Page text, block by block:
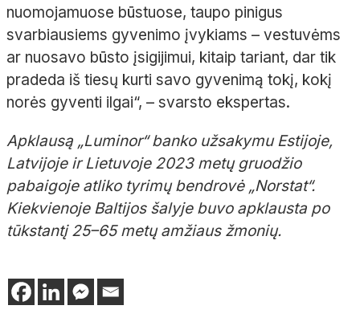
nuomojamuose būstuose, taupo pinigus
svarbiausiems gyvenimo įvykiams – vestuvėms
ar nuosavo būsto įsigijimui, kitaip tariant, dar tik
pradeda iš tiesų kurti savo gyvenimą tokį, kokį
norės gyventi ilgai“, – svarsto ekspertas.
Apklausą „Luminor“ banko užsakymu Estijoje,
Latvijoje ir Lietuvoje 2023 metų gruodžio
pabaigoje atliko tyrimų bendrovė „Norstat“.
Kiekvienoje Baltijos šalyje buvo apklausta po
tūkstantį 25–65 metų amžiaus žmonių.